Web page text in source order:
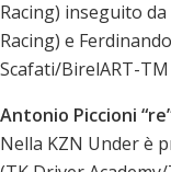
Racing) inseguito
Racing) e
Scafati/BirelART-TM
Antonio Piccioni
Nella KZN Under è